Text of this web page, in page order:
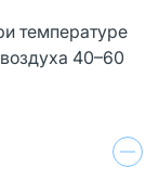
температуре
40–60